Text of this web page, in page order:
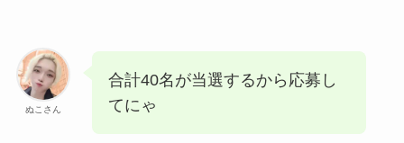
ぬこさん
合計40名が当選するから応募し
てにゃ